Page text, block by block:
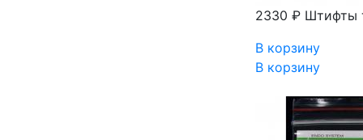
2330 ₽ Штифты
В корзину
В корзину